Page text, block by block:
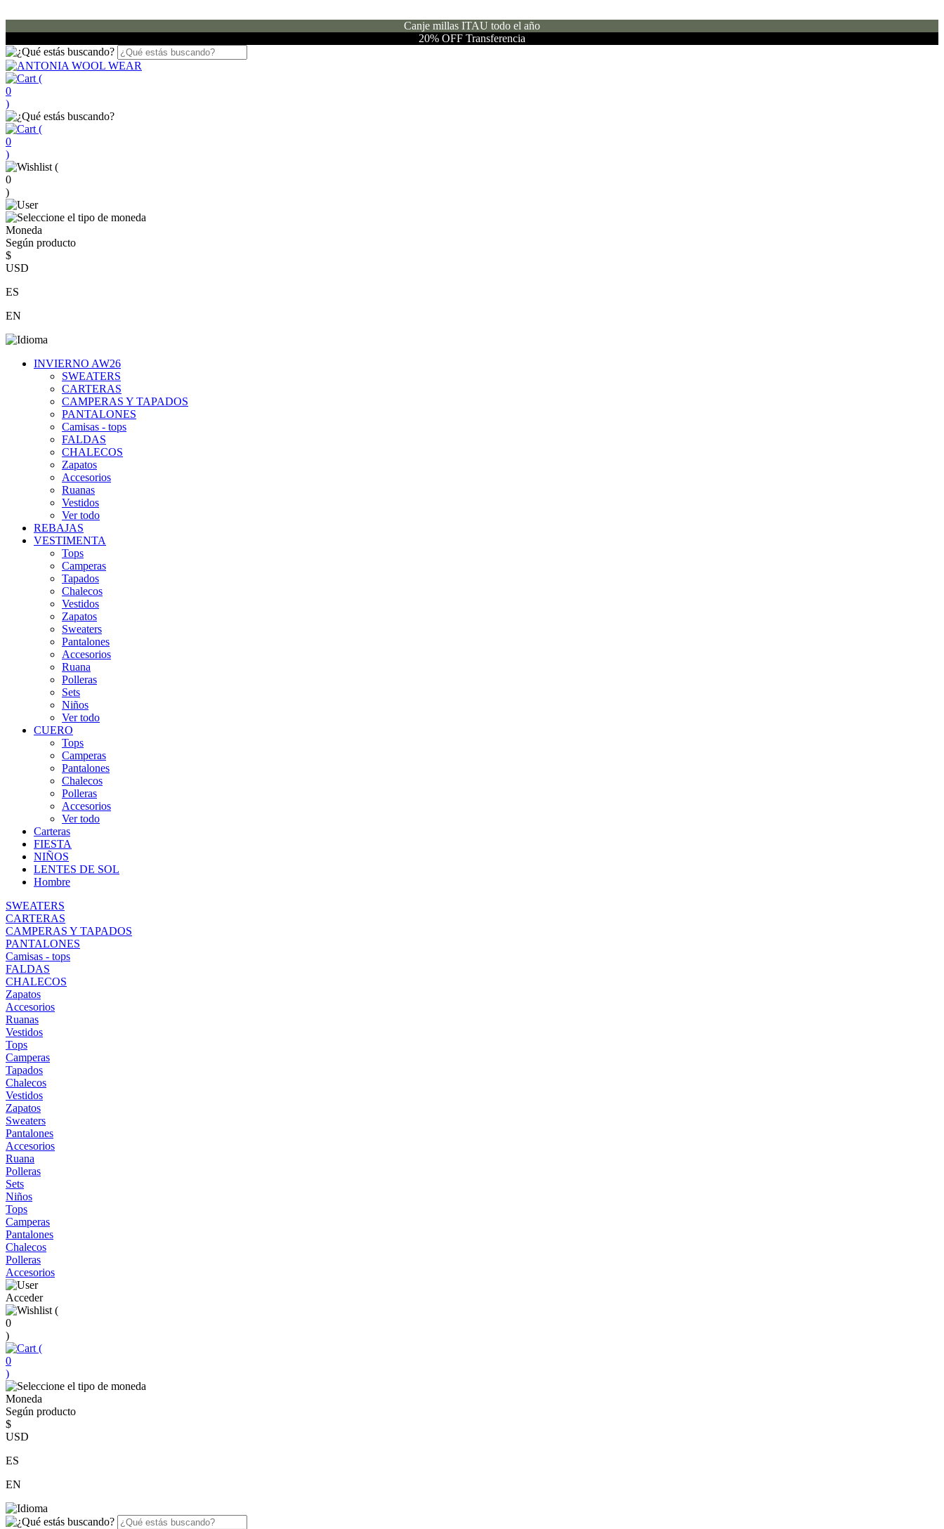
Canje millas ITAU todo el año
20% OFF Transferencia
(
0
)
(
0
)
(
0
)
Moneda
Según producto
$
USD
ES
EN
INVIERNO AW26
SWEATERS
CARTERAS
CAMPERAS Y TAPADOS
PANTALONES
Camisas - tops
FALDAS
CHALECOS
Zapatos
Accesorios
Ruanas
Vestidos
Ver todo
REBAJAS
VESTIMENTA
Tops
Camperas
Tapados
Chalecos
Vestidos
Zapatos
Sweaters
Pantalones
Accesorios
Ruana
Polleras
Sets
Niños
Ver todo
CUERO
Tops
Camperas
Pantalones
Chalecos
Polleras
Accesorios
Ver todo
Carteras
FIESTA
NIÑOS
LENTES DE SOL
Hombre
SWEATERS
CARTERAS
CAMPERAS Y TAPADOS
PANTALONES
Camisas - tops
FALDAS
CHALECOS
Zapatos
Accesorios
Ruanas
Vestidos
Tops
Camperas
Tapados
Chalecos
Vestidos
Zapatos
Sweaters
Pantalones
Accesorios
Ruana
Polleras
Sets
Niños
Tops
Camperas
Pantalones
Chalecos
Polleras
Accesorios
Acceder
(
0
)
(
0
)
Moneda
Según producto
$
USD
ES
EN